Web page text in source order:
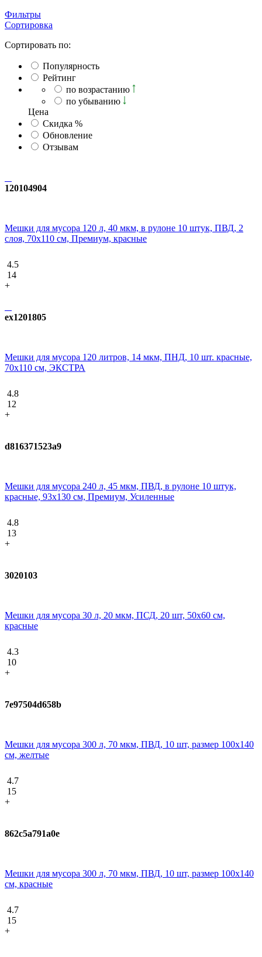
Фильтры
Сортировка
Сортировать по:
Популярность
Рейтинг
по возрастанию
по убыванию
Ценa
Скидка %
Обновление
Отзывам
120104904
Мешки для мусора 120 л, 40 мкм, в рулоне 10 штук, ПВД, 2
слоя, 70x110 см, Премиум, красные
4.5
14
+
ex1201805
Мешки для мусора 120 литров, 14 мкм, ПНД, 10 шт. красные,
70х110 см, ЭКСТРА
4.8
12
+
d816371523a9
Мешки для мусора 240 л, 45 мкм, ПВД, в рулоне 10 штук,
красные, 93x130 см, Премиум, Усиленные
4.8
13
+
3020103
Мешки для мусора 30 л, 20 мкм, ПСД, 20 шт, 50х60 см,
красные
4.3
10
+
7e97504d658b
Мешки для мусора 300 л, 70 мкм, ПВД, 10 шт, размер 100х140
см, желтые
4.7
15
+
862c5a791a0e
Мешки для мусора 300 л, 70 мкм, ПВД, 10 шт, размер 100х140
см, красные
4.7
15
+